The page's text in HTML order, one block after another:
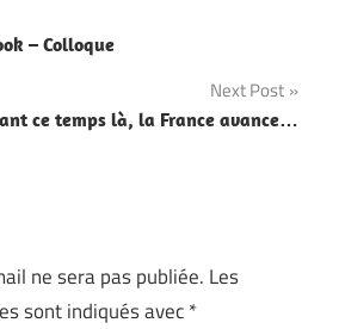
– Colloque
Next Post
ce temps là, la France avance…
ne sera pas publiée. Les
sont indiqués avec*